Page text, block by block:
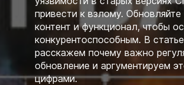
привести к взлому. Обновляйте
контент и функционал, чтобы
конкурентоспособным. В статье
расскажем почему важно
обновление и аргументируем
цифрами.